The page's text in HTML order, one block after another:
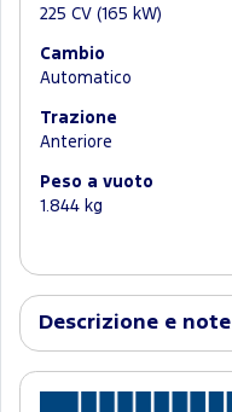
225 CV (165 kW)
Cambio
Automatico
Trazione
Anteriore
Peso a vuoto
1.844 kg
Descrizione e note